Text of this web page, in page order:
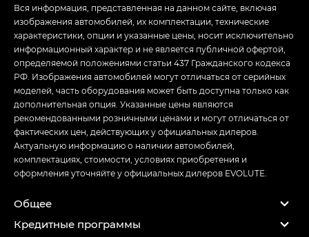
Вся информация, представленная на данном сайте, включая
изображения автомобилей, их комплектации, технические
характеристики, опции и указанные цены, носит исключительно
информационный характер и не является публичной офертой,
определяемой положениями статьи 437 Гражданского кодекса
РФ. Изображения автомобилей могут отличаться от серийных
моделей, часть оборудования может быть доступна только как
дополнительная опция. Указанные цены являются
рекомендованными розничными ценами и могут отличаться от
фактических цен, действующих у официальных дилеров.
Актуальную информацию о наличии автомобилей,
комплектациях, стоимости, условиях приобретения и
оформления уточняйте у официальных дилеров EVOLUTE.
Общее
Кредитные программы